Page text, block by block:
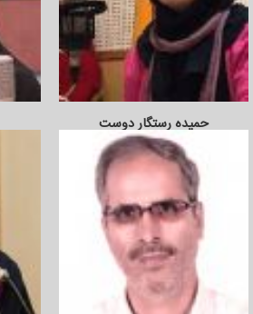
حمیده رستگار دوست